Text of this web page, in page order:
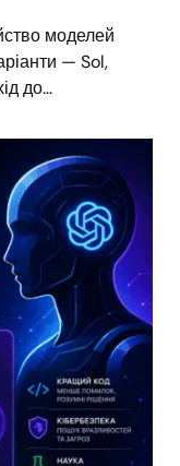
моделей
— Sol,
до…